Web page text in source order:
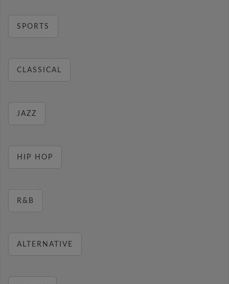
SPORTS
CLASSICAL
JAZZ
HIP HOP
R&B
ALTERNATIVE